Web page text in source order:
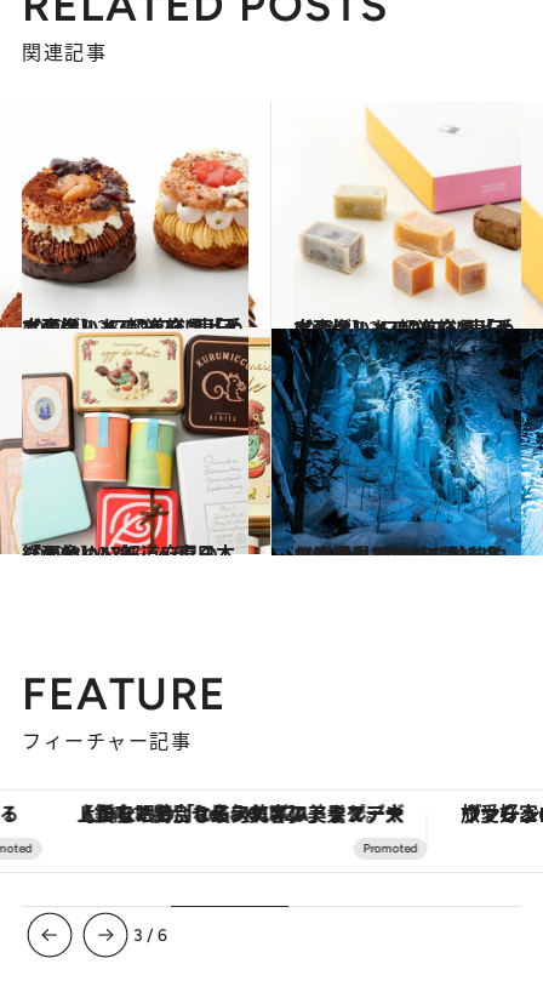
関連記事
2022.12.23
【画像】 47都道府県「手土産グルメ」2023 “東日本の旨いもの”を総まとめ
グルメ 2021.12.25
【画像】 47都道府県「手土産グルメ」2022 “東日本の旨いもの”を総まとめ
グルメ
2022.3.10
【画像】47都道府県の「かわいい缶」～東日本総まとめ～
グルメ 2022.12.13
【青森県 2022年版】 冬の絶景・風物詩6選 まるで別世界のような神秘的な氷瀑
旅＆お出かけ
FEATURE
フィーチャー記事
【銀座で出合う最旬美容】美髪ケアや上質な眠り…セルフケアのアップデートから、特別な名入れギフトまで。大人のための「ReFa GINZA」クルーズ ヴァシュロン・コンスタンタ
3 /6